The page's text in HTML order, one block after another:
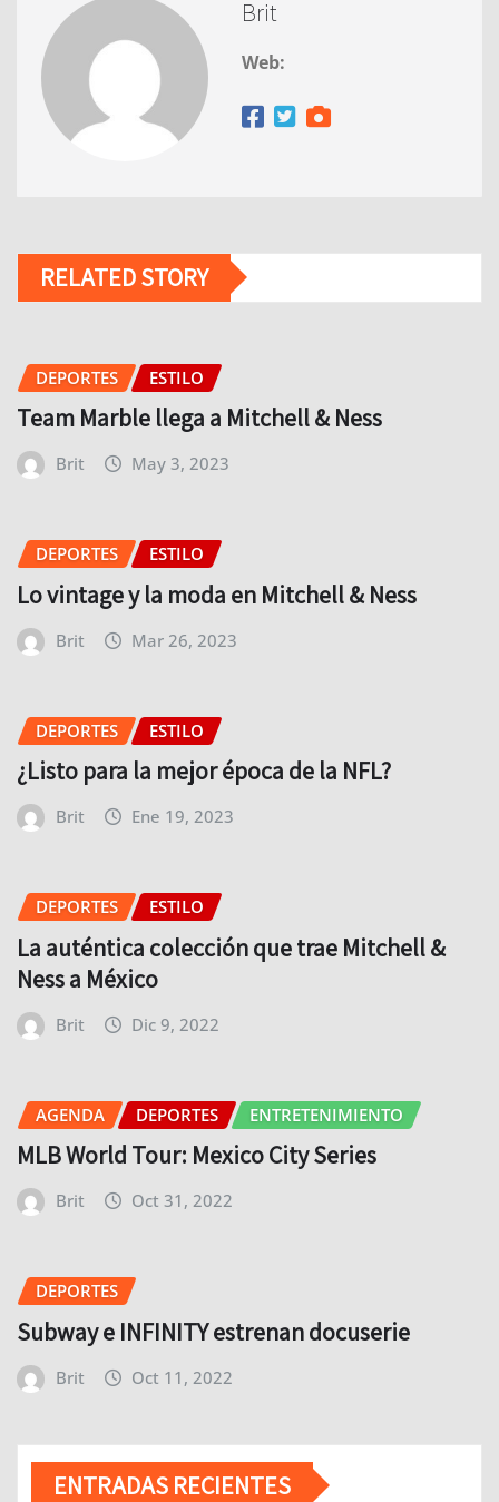
Brit
Web:
RELATED STORY
DEPORTES ESTILO
Team Marble llega a Mitchell & Ness
Brit May 3, 2023
DEPORTES ESTILO
Lo vintage y la moda en Mitchell & Ness
Brit Mar 26, 2023
DEPORTES ESTILO
¿Listo para la mejor época de la NFL?
Brit Ene 19, 2023
DEPORTES ESTILO
La auténtica colección que trae Mitchell &
Ness a México
Brit Dic 9, 2022
AGENDA DEPORTES ENTRETENIMIENTO
MLB World Tour: Mexico City Series
Brit Oct 31, 2022
DEPORTES
Subway e INFINITY estrenan docuserie
Brit Oct 11, 2022
ENTRADAS RECIENTES